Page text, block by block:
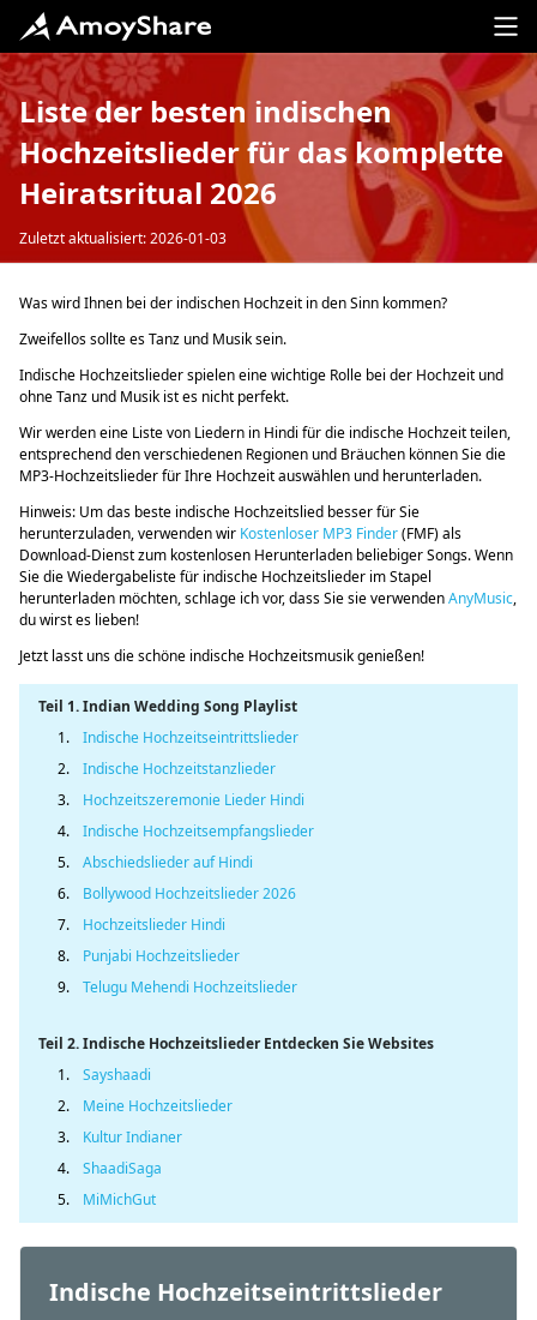
Liste der besten indischen
Hochzeitslieder für das komplette
Heiratsritual 2026
Zuletzt aktualisiert: 2026-01-03
Was wird Ihnen bei der indischen Hochzeit in den Sinn kommen?
Zweifellos sollte es Tanz und Musik sein.
Indische Hochzeitslieder spielen eine wichtige Rolle bei der Hochzeit und
ohne Tanz und Musik ist es nicht perfekt.
Wir werden eine Liste von Liedern in Hindi für die indische Hochzeit teilen,
entsprechend den verschiedenen Regionen und Bräuchen können Sie die
MP3-Hochzeitslieder für Ihre Hochzeit auswählen und herunterladen.
Hinweis: Um das beste indische Hochzeitslied besser für Sie
herunterzuladen, verwenden wir Kostenloser MP3 Finder(FMF) als
Download-Dienst zum kostenlosen Herunterladen beliebiger Songs. Wenn
Sie die Wiedergabeliste für indische Hochzeitslieder im Stapel
herunterladen möchten, schlage ich vor, dass Sie sie verwendenAnyMusic,
du wirst es lieben!
Jetzt lasst uns die schöne indische Hochzeitsmusik genießen!
Teil 1. Indian Wedding Song Playlist
1.
Indische Hochzeitseintrittslieder
2.
Indische Hochzeitstanzlieder
3.
Hochzeitszeremonie Lieder Hindi
4.
Indische Hochzeitsempfangslieder
5.
Abschiedslieder auf Hindi
6.
Bollywood Hochzeitslieder 2026
7.
Hochzeitslieder Hindi
8.
Punjabi Hochzeitslieder
9.
Telugu Mehendi Hochzeitslieder
Teil 2. Indische Hochzeitslieder Entdecken Sie Websites
1.
Sayshaadi
2.
Meine Hochzeitslieder
3.
Kultur Indianer
4.
ShaadiSaga
5.
MiMichGut
Indische Hochzeitseintrittslieder